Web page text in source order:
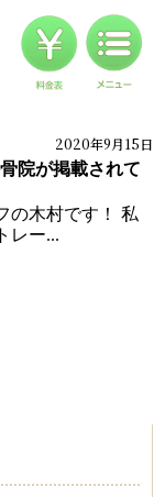
2020年9月15日
院が掲載されて
の木村です！ 私
レー...